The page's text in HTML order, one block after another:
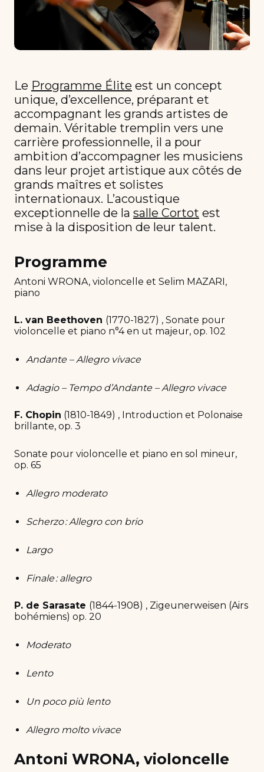
Le Programme Élite est un concept
unique, d’excellence, préparant et
accompagnant les grands artistes de
demain. Véritable tremplin vers une
carrière professionnelle, il a pour
ambition d’accompagner les musiciens
dans leur projet artistique aux côtés de
grands maîtres et solistes
internationaux. L’acoustique
exceptionnelle de la salle Cortot est
mise à la disposition de leur talent.
Programme
Antoni WRONA, violoncelle et Selim MAZARI,
piano
L. van Beethoven (1770-1827) , Sonate pour
violoncelle et piano n°4 en ut majeur, op. 102
Andante – Allegro vivace
Adagio – Tempo d’Andante – Allegro vivace
F. Chopin (1810-1849) , Introduction et Polonaise
brillante, op. 3
Sonate pour violoncelle et piano en sol mineur,
op. 65
Allegro moderato
Scherzo : Allegro con brio
Largo
Finale : allegro
P. de Sarasate (1844-1908) , Zigeunerweisen (Airs
bohémiens) op. 20
Moderato
Lento
Un poco più lento
Allegro molto vivace
Antoni WRONA, violoncelle